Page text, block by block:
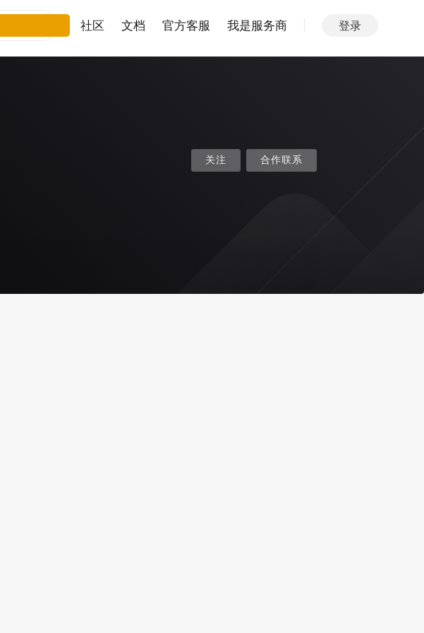
社区 文档 官方客服 我是服务商 登录
关注 合作联系